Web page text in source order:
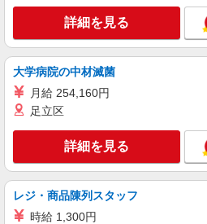
詳細を見る
大学病院の中材滅菌
月給 254,160円
足立区
詳細を見る
レジ・商品陳列スタッフ
時給 1,300円